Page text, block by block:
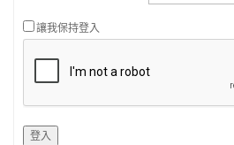
讓我保持登入
登入